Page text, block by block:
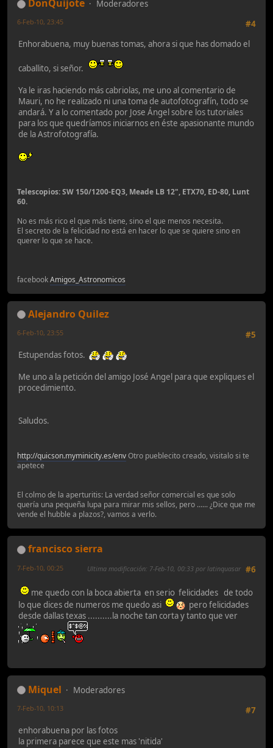
DonQuijote
Moderadores
#4
6-Feb-10, 23:45
Enhorabuena, muy buenas tomas, ahora si que has domado el
caballito, si señor.
Ya le iras haciendo más cabriolas, me uno al comentario de
Mauri, no he realizado ni una toma de autofotografín, todo se
andará. Y a lo comentado por Jose Ángel sobre los tutoriales
para los que quedríamos iniciarnos en éste apasionante mundo
de la Astrofotografía.
Telescopios: SW 150/1200-EQ3, Meade LB 12", ETX70, ED-80, Lunt
60.
No es más rico el que más tiene, sino el que menos necesita.
El secreto de la felicidad no está en hacer lo que se quiere sino en
querer lo que se hace.
facebookAmigos_Astronomicos
Alejandro Quilez
#5
6-Feb-10, 23:55
Estupendas fotos.
Me uno a la petición del amigo José Angel para que expliques el
procedimiento.
Saludos.
http://quicson.myminicity.es/envOtro pueblecito creado, visitalo si te
apetece
El colmo de la aperturitis: La verdad señor comercial es que solo
quería una pequeña lupa para mirar mis sellos, pero ...... ¿Dice que me
vende el hubble a plazos?, vamos a verlo.
francisco sierra
#6
7-Feb-10, 00:25 Ultima modificación: 7-Feb-10, 00:33 por latinquasar
me quedo con la boca abierta en serio felicidades de todo
lo que dices de numeros me quedo asi
pero felicidades
desde dallas texas ..........la noche tan corta y tanto que ver
Miquel
Moderadores
#7
7-Feb-10, 10:13
enhorabuena por las fotos
la primera parece que este mas 'nitida'